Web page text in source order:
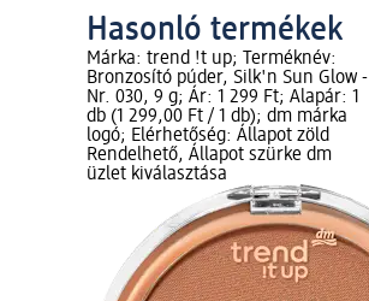
Hasonló termékek
Márka: trend !t up; Terméknév:
Bronzosító púder, Silk'n Sun Glow -
Nr. 030, 9 g; Ár: 1 299 Ft; Alapár: 1
db (1 299,00 Ft / 1 db); dm márka
logó; Elérhetőség: Állapot zöld
Rendelhető, Állapot szürke dm
üzlet kiválasztása